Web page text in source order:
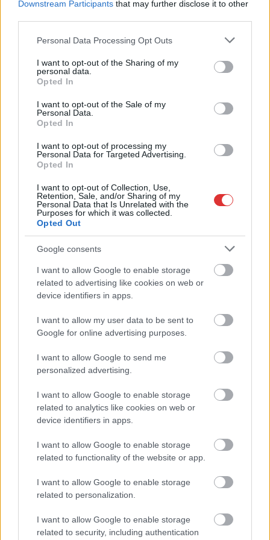
Downstream Participants that may further disclose it to other
Please note that this website/app uses one or more Google
not limited to your visit or usage behaviour. You may click to
grant or deny consent to Google and its third-party tags to
use your data for below specified purposes in below Google
consent section.
Personal Data Processing Opt Outs
I want to opt-out of the Sharing of my
personal data.
Opted In
I want to opt-out of the Sale of my
Personal Data.
Opted In
I want to opt-out of processing my
Personal Data for Targeted Advertising.
Opted In
I want to opt-out of Collection, Use,
Retention, Sale, and/or Sharing of my
Personal Data that Is Unrelated with the
Purposes for which it was collected.
Opted Out
Google consents
I want to allow Google to enable storage
related to advertising like cookies on web or
device identifiers in apps.
I want to allow my user data to be sent to
Google for online advertising purposes.
I want to allow Google to send me
personalized advertising.
I want to allow Google to enable storage
related to analytics like cookies on web or
device identifiers in apps.
I want to allow Google to enable storage
related to functionality of the website or app.
I want to allow Google to enable storage
related to personalization.
I want to allow Google to enable storage
related to security, including authentication
alapos késések alakultak ki a menetrendhez képest,
kimaradás is előfordult
Ön szerint hogy készül a hamisítatlan szolnoki habos isler?
Országos ellenőrzés indult a hazai akkumulátoripari
üzemekben
Az idei év leglassabb növekedését hozta a június a
kiskereskedelemben
kerékpárgyár dolgozóinak megsegítéséről
41 fok fölé forrósodott az ország, Szolnokon pedig egy másik
rekord is megdőlt
Egy telefonhívást akart, végül rendőrök vitték el a mezőtúri
A Tisza kormány minisztere újabb nagy változásokról döntött
munkáltatói jogaikat
Sok volt az igazolatlan hiányzás, Pócs János fizetéslevonást
A Szolnok megyei gazdák nagyon nem akarták a JÉGER
Csendélet 5.0: alig balesetveszélyes lépcső és remek
élhető város
Pénteken újra csökken a benzin és a gázolaj ára is
Napokon belül megválasztja az új köztársasági elnököt az
Országgyűlés
Harmadfokú hőségriasztás az országban: Szolnokon klímát
A zárkában rosszul lett, elájult – ilyen körülményekről